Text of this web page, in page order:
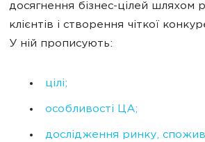
досягнення бізнес-цілей шляхом
клієнтів і створення чіткої
У ній прописують:
цілі;
особливості ЦА;
дослідження ринку,